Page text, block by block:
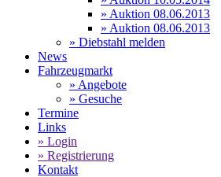
» Auktion 08.06.2013
» Auktion 08.06.2013
» Diebstahl melden
News
Fahrzeugmarkt
» Angebote
» Gesuche
Termine
Links
» Login
» Registrierung
Kontakt